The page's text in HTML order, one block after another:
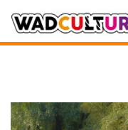
DEELNEMERS